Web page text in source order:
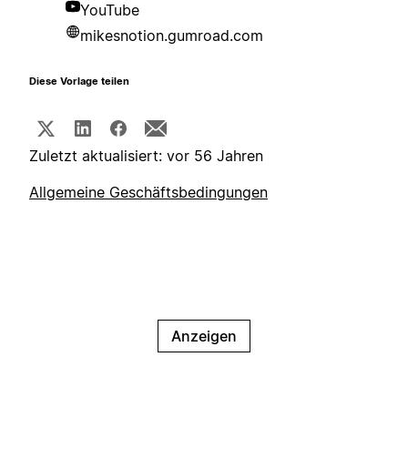
YouTube
mikesnotion.gumroad.com
Diese Vorlage teilen
Zuletzt aktualisiert: vor 56 Jahren
Allgemeine Geschäftsbedingungen
Anzeigen